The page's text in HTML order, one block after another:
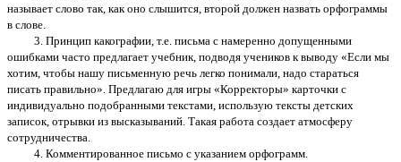
называет слово так, как оно слышится, второй должен назвать орфограммы
в слове.
3. Принцип какографии, т.е. письма с намеренно допущенными
ошибками часто предлагает учебник, подводя учеников к выводу «Если мы
хотим, чтобы нашу письменную речь легко понимали, надо стараться
писать правильно». Предлагаю для игры «Корректоры» карточки с
индивидуально подобранными текстами, использую тексты детских
записок, отрывки из высказываний. Такая работа создает атмосферу
сотрудничества.
4. Комментированное письмо с указанием орфограмм.